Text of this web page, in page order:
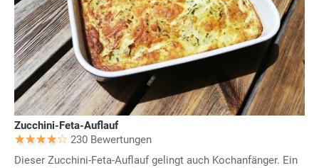
Zucchini-Feta-Auflauf
230 Bewertungen
Dieser Zucchini-Feta-Auflauf gelingt auch Kochanfänger. Ein